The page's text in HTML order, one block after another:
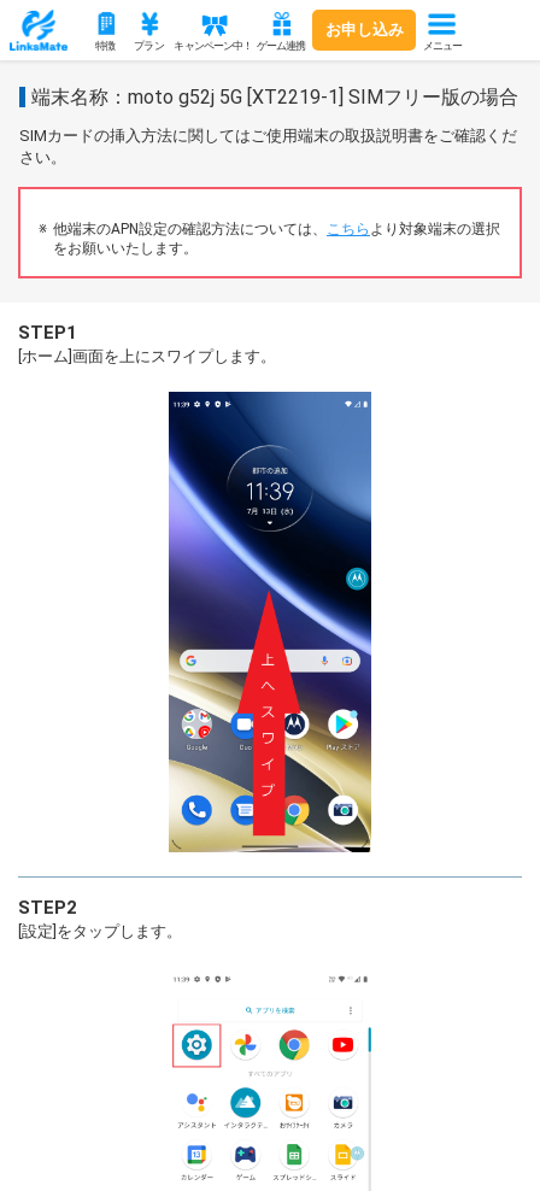
特徴 プラン キャンペーン中！ ゲーム連携
お申し込み
メニュー
端末名称：moto g52j 5G [XT2219-1] SIMフリー版の場合
SIMカードの挿入方法に関してはご使用端末の取扱説明書をご確認くだ
さい。
他端末のAPN設定の確認方法については、 こちら より対象端末の選択
をお願いいたします。
STEP1
[ホーム]画面を上にスワイプします。
STEP2
[設定]をタップします。